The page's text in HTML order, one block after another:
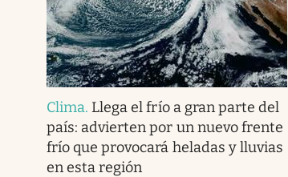
Clima. Llega el frío a gran parte del
país: advierten por un nuevo frente
frío que provocará heladas y lluvias
en esta región